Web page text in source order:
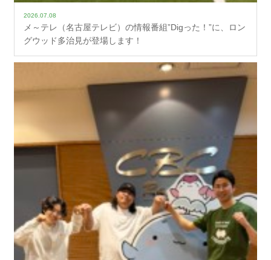
2026.07.08
メ～テレ（名古屋テレビ）の情報番組”Digった！”に、ロン
グウッド多治見が登場します！